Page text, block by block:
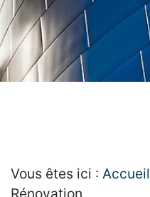
Vous êtes ici : Accueil
Rénovation